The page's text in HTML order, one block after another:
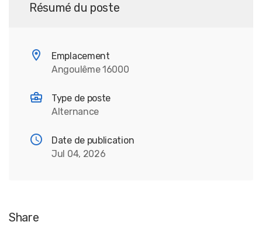
Résumé du poste
Emplacement
Angoulême 16000
Type de poste
Alternance
Date de publication
Jul 04, 2026
Share